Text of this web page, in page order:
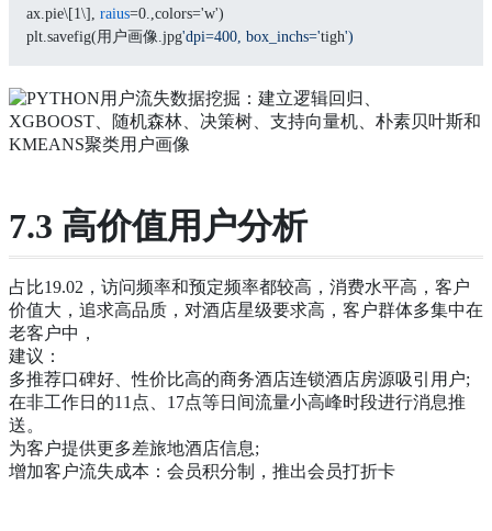
ax.pie\[1\], raius=0.,colors='w')
plt.savefig(用户画像.jpg'dpi=400, box_inchs='tigh')
7.3 高价值用户分析
占比19.02，访问频率和预定频率都较高，消费水平高，客户
价值大，追求高品质，对酒店星级要求高，客户群体多集中在
老客户中，
建议：
多推荐口碑好、性价比高的商务酒店连锁酒店房源吸引用户;
在非工作日的11点、17点等日间流量小高峰时段进行消息推
送。
为客户提供更多差旅地酒店信息;
增加客户流失成本：会员积分制，推出会员打折卡